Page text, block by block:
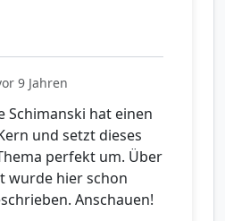
9 Jahren
Schimanski hat einen
und setzt dieses
perfekt um. Über
wurde hier schon
Anschauen!